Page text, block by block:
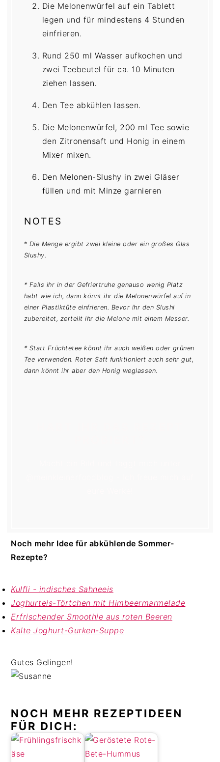
Die Melonenwürfel auf ein Tablett
legen und für mindestens 4 Stunden
einfrieren.
Rund 250 ml Wasser aufkochen und
zwei Teebeutel für ca. 10 Minuten
ziehen lassen.
Den Tee abkühlen lassen.
Die Melonenwürfel, 200 ml Tee sowie
den Zitronensaft und Honig in einem
Mixer mixen.
Den Melonen-Slushy in zwei Gläser
füllen und mit Minze garnieren
NOTES
* Die Menge ergibt zwei kleine oder ein großes Glas
Slushy.
* Falls ihr in der Gefriertruhe genauso wenig Platz
habt wie ich, dann könnt ihr die Melonenwürfel auf in
einer Plastiktüte einfrieren. Bevor ihr den Slushi
zubereitet, zerteilt ihr die Melone mit einem Messer.
* Statt Früchtetee könnt ihr auch weißen oder grünen
Tee verwenden. Roter Saft funktioniert auch sehr gut,
dann könnt ihr aber den Honig weglassen.
Noch mehr Idee für abkühlende Sommer-
Rezepte?
Kulfli - indisches Sahneeis
Joghurteis-Törtchen mit Himbeermarmelade
Erfrischender Smoothie aus roten Beeren
Kalte Joghurt-Gurken-Suppe
Gutes Gelingen!
NOCH MEHR REZEPTIDEEN
FÜR DICH: